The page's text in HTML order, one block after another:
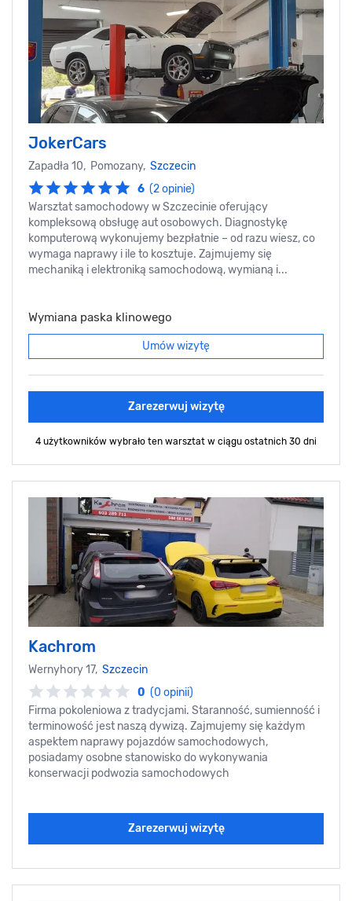
JokerCars
Zapadła 10, Pomozany, Szczecin
6 (2 opinie)
Warsztat samochodowy w Szczecinie oferujący
kompleksową obsługę aut osobowych. Diagnostykę
komputerową wykonujemy bezpłatnie – od razu wiesz, co
wymaga naprawy i ile to kosztuje. Zajmujemy się
mechaniką i elektroniką samochodową, wymianą i...
Wymiana paska klinowego
Umów wizytę
Zarezerwuj wizytę
4 użytkowników wybrało ten warsztat w ciągu ostatnich 30 dni
Kachrom
Wernyhory 17, Szczecin
0 (0 opinii)
Firma pokoleniowa z tradycjami. Staranność, sumienność i
terminowość jest naszą dywizą. Zajmujemy się każdym
aspektem naprawy pojazdów samochodowych,
posiadamy osobne stanowisko do wykonywania
konserwacji podwozia samochodowych
Zarezerwuj wizytę